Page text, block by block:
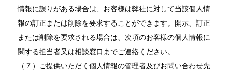
情報に誤りがある場合は、お客様は弊社に対して当該個人情
報の訂正または削除を要求することができます。開示、訂正
または削除を要求される場合は、次項のお客様の個人情報に
関する担当者又は相談窓口までご連絡ください。
（７）ご提供いただく個人情報の管理者及びお問い合わせ先